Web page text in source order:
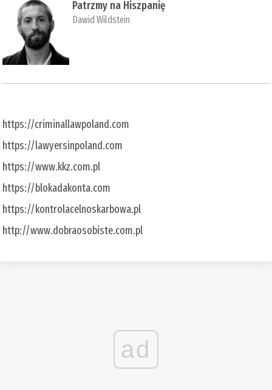
Patrzmy na Hiszpanię
Dawid Wildstein
https://criminallawpoland.com
https://lawyersinpoland.com
https://www.kkz.com.pl
https://blokadakonta.com
https://kontrolacelnoskarbowa.pl
http://www.dobraosobiste.com.pl
ad